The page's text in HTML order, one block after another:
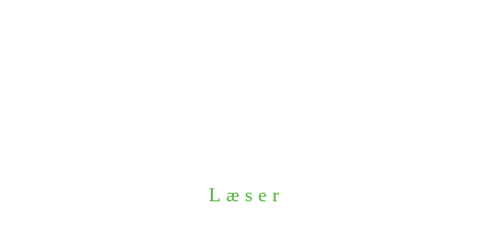
Læser